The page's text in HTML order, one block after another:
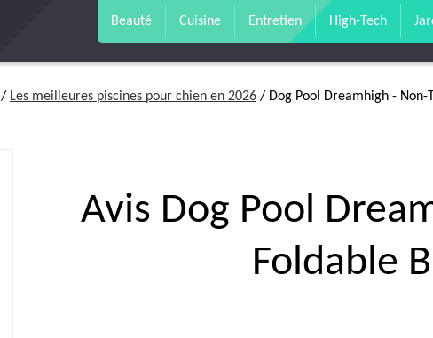
Beauté Cuisine Entretien High-Tech
/ Les meilleures piscines pour chien en 2026 / Dog Pool Dreamhigh - Non-
Avis Dog Pool
Foldable